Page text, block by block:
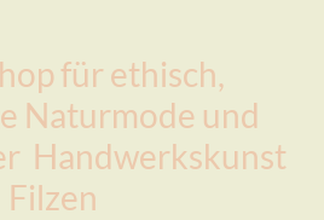
für ethisch,
Naturmode und
Handwerkskunst
Filzen